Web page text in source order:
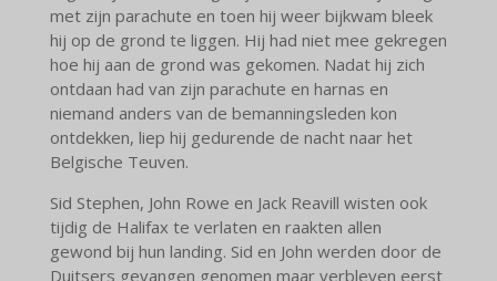
met zijn parachute en toen hij weer bijkwam bleek
hij op de grond te liggen. Hij had niet mee gekregen
hoe hij aan de grond was gekomen. Nadat hij zich
ontdaan had van zijn parachute en harnas en
niemand anders van de bemanningsleden kon
ontdekken, liep hij gedurende de nacht naar het
Belgische Teuven.
Sid Stephen, John Rowe en Jack Reavill wisten ook
tijdig de Halifax te verlaten en raakten allen
gewond bij hun landing. Sid en John werden door de
Duitsers gevangen genomen maar verbleven eerst